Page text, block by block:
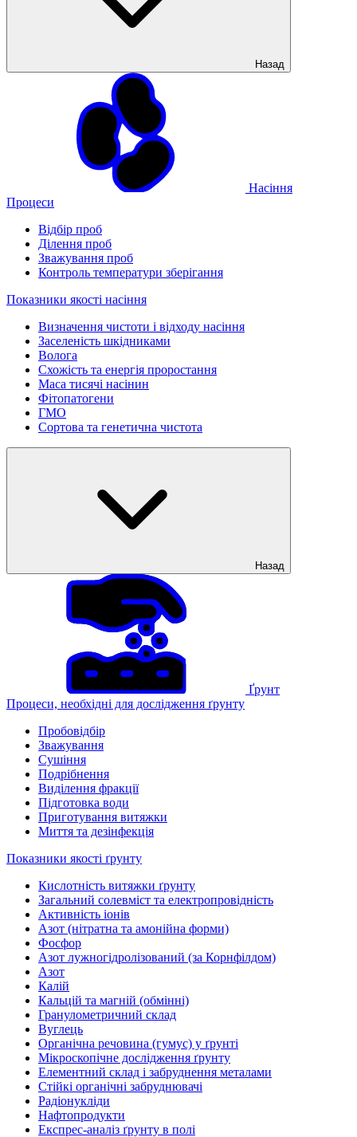
Назад
Насіння
Процеси
Відбір проб
Ділення проб
Зважування проб
Контроль температури зберігання
Показники якості насіння
Визначення чистоти і відходу насіння
Заселеність шкідниками
Волога
Схожість та енергія проростання
Маса тисячі насінин
Фітопатогени
ГМО
Сортова та генетична чистота
Назад
Ґрунт
Процеси, необхідні для дослідження ґрунту
Пробовідбір
Зважування
Сушіння
Подрібнення
Виділення фракції
Підготовка води
Приготування витяжки
Миття та дезінфекція
Показники якості ґрунту
Кислотність витяжки ґрунту
Загальний солевміст та електропровідність
Активність іонів
Азот (нітратна та амонійна форми)
Фосфор
Азот лужногідролізований (за Корнфілдом)
Азот
Калій
Кальцій та магній (обмінні)
Гранулометричний склад
Вуглець
Органічна речовина (гумус) у ґрунті
Мікроскопічне дослідження ґрунту
Елементний склад і забруднення металами
Стійкі органічні забруднювачі
Радіонукліди
Нафтопродукти
Експрес-аналіз ґрунту в полі